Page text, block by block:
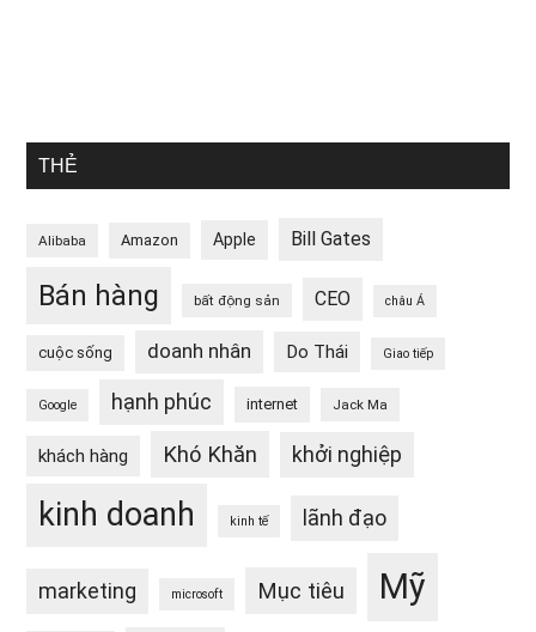
THẺ
Alibaba Amazon Apple Bill Gates
Bán hàng bất động sản CEO châu Á
cuộc sống doanh nhân Do Thái Giao tiếp
Google hạnh phúc internet Jack Ma
khách hàng Khó Khăn khởi nghiệp
kinh doanh kinh tế lãnh đạo
marketing microsoft Mục tiêu Mỹ